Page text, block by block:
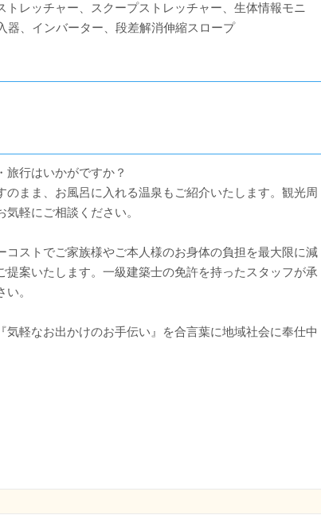
レッチャー、スクープストレッチャー、生体情報モニ
器、インバーター、段差解消伸縮スロープ
旅行はいかがですか？
のまま、お風呂に入れる温泉もご紹介いたします。観光周
軽にご相談ください。
コストでご家族様やご本人様のお身体の負担を最大限に減
提案いたします。一級建築士の免許を持ったスタッフが承
。
軽なお出かけのお手伝い』を合言葉に地域社会に奉仕中